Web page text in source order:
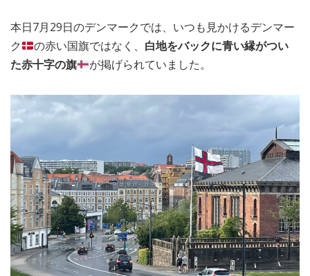
MEDIA – メディア掲載 TRAVEL– 旅行
ABOUT US
本日7月29日のデンマークでは、いつも見かけるデンマー
ク
の赤い国旗ではなく、 白地をバックに青い縁がつい
た赤十字の旗
が掲げられていました。